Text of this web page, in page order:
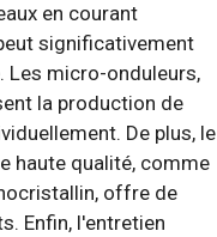
en courant
significativement
Les micro-onduleurs,
la production de
De plus, le
haute qualité, comme
offre de
Enfin, l'entretien